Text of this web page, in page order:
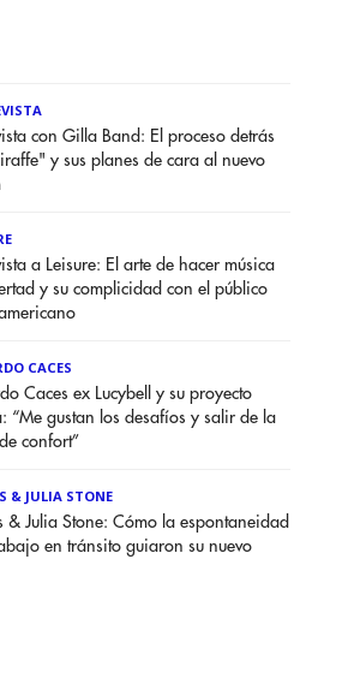
con Gilla Band: El proceso detrás
y sus planes de cara al nuevo
a Leisure: El arte de hacer música
y su complicidad con el público
CACES
Caces ex Lucybell y su proyecto
“Me gustan los desafíos y salir de la
confort”
& JULIA STONE
& Julia Stone: Cómo la espontaneidad
en tránsito guiaron su nuevo